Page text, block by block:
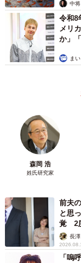
中将
令和8
メリ
か」
ま
森岡 浩
姓氏研究家
前夫
と思
覚 2
す【
長
「嗚